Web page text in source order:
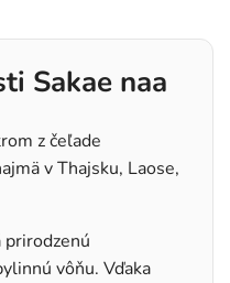
Sakae naa
z čeľade
v Thajsku, Laose,
prirodzenú
vôňu. Vďaka